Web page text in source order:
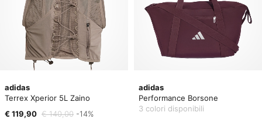
adidas
Terrex Xperior 5L Zaino
€ 119,90 € 140,00 -14%
adidas
Performance Borsone
3 colori disponibili